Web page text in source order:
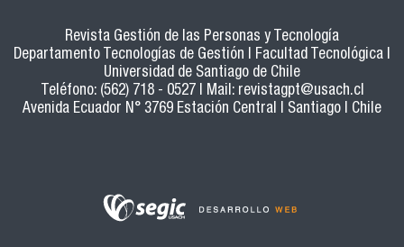
Revista Gestión de las Personas y Tecnología
Departamento Tecnologías de Gestión | Facultad Tecnológica |
Universidad de Santiago de Chile
Teléfono: (562) 718 - 0527 | Mail: revistagpt@usach.cl
Avenida Ecuador N° 3769 Estación Central | Santiago | Chile